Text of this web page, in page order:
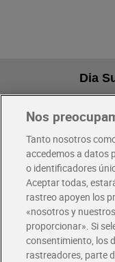
Dia
Pide hoy, recibe hoy
Envío gratis por
Envío estandar por
Glovo y Uber Eats
Solicita tu factura de
Nos
Tanto nosotros
accedemos a datos
o identificadores
Aceptar todas,
rastreo apoyen los
«nosotros y
proporcionar». Si
consentimiento, los
rastreadores, parte